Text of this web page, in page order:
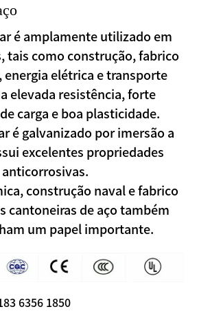
é amplamente utilizado em
tais como construção, fabrico
energia elétrica e transporte
elevada resistência, forte
carga e boa plasticidade.
é galvanizado por imersão a
excelentes propriedades
anticorrosivas.
construção naval e fabrico
cantoneiras de aço também
um papel importante.
6356 1850